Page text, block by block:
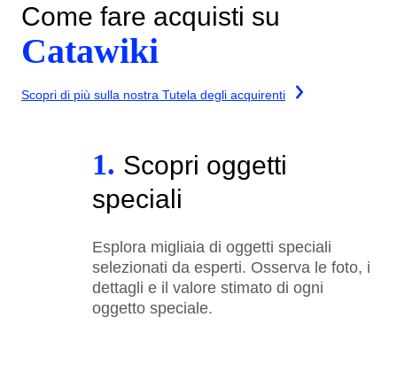
Come fare acquisti su
Catawiki
Scopri di più sulla nostra Tutela degli acquirenti
1. Scopri oggetti
speciali
Esplora migliaia di oggetti speciali
selezionati da esperti. Osserva le foto, i
dettagli e il valore stimato di ogni
oggetto speciale.